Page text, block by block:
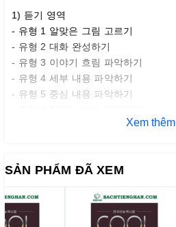
1) 듣기 영역
- 유형 1 알맞은 그림 고르기
- 유형 2 대화 완성하기
- 유형 3 이야기 흐림 파악하기
- 유형 4 세부 내용 파악하기
- 유형 5 중심 내용 파악하기
- 유형 2 글 구성하기
3) 읽기 영역
- 유형 1 알맞은 문법 고르기
Xem thêm
SẢN PHẨM ĐÃ XEM